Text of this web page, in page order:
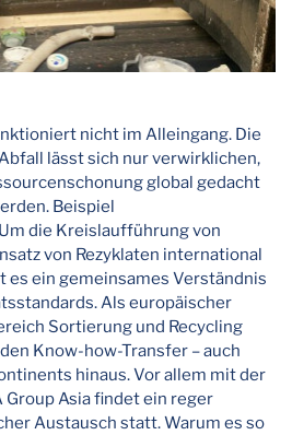
nicht im Alleingang. Die
lässt sich nur verwirklichen,
global gedacht
Beispiel
die Kreislaufführung von
von Rezyklaten international
es ein gemeinsames Verständnis
Als europäischer
Sortierung und Recycling
Know-how-Transfer – auch
hinaus. Vor allem mit der
Asia findet ein reger
Austausch statt. Warum es so